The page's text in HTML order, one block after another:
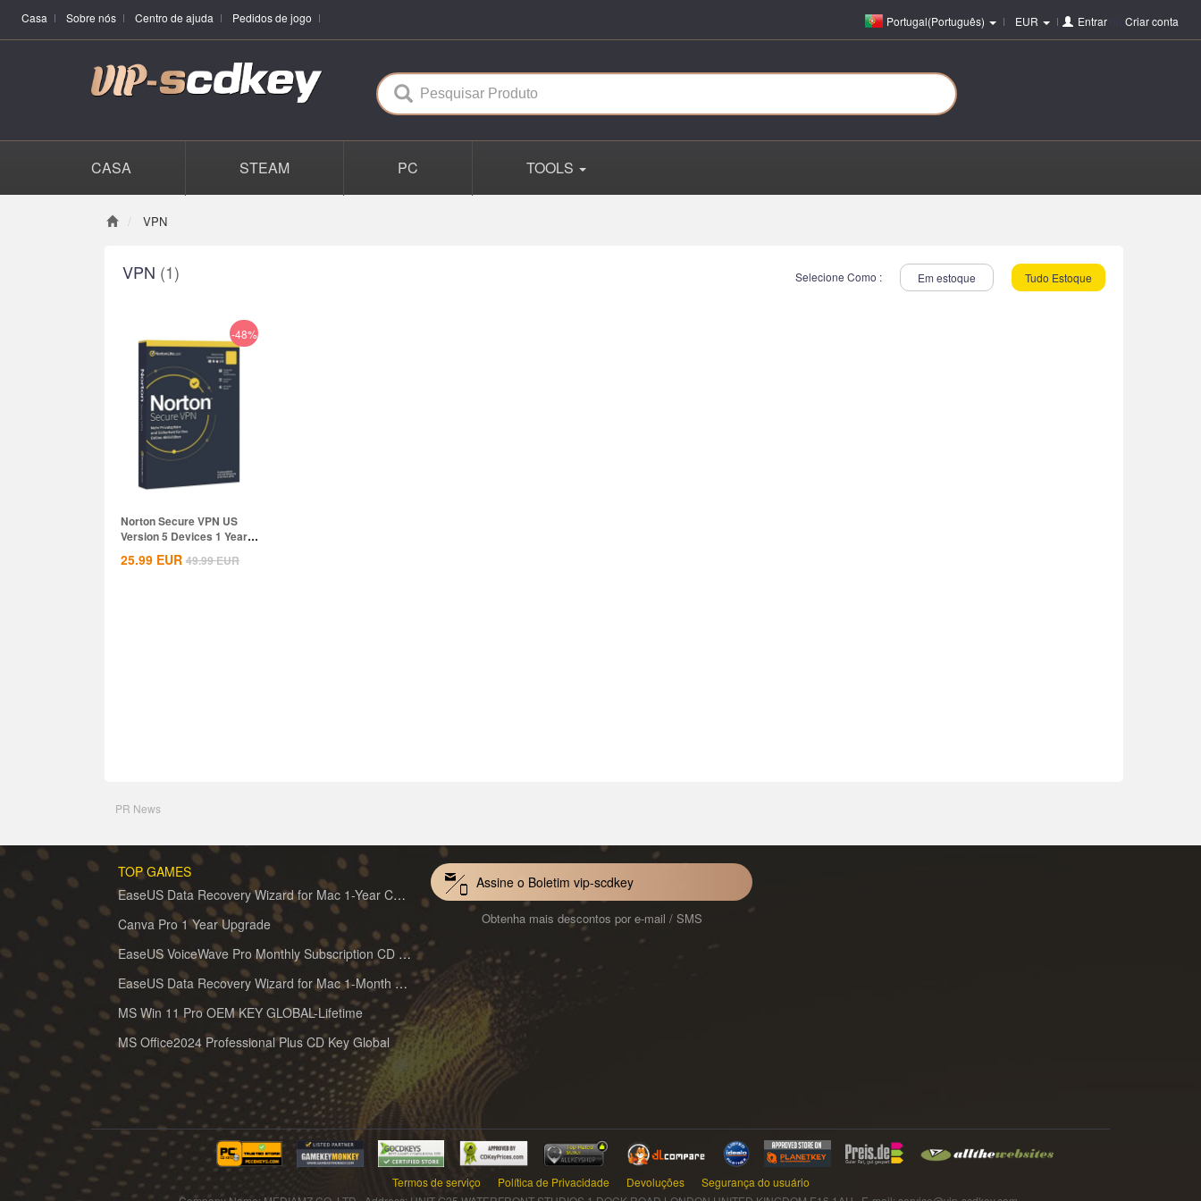
Casa Sobre nós Centro de ajuda Pedidos de jogo Portugal(Português) EUR Entrar ou Criar conta
CASA STEAM PC TOOLS
VPN
VPN (1) Selecione Como : Em estoque Tudo Estoque
-48%
Norton Secure VPN US
Version 5 Devices 1 Year
CD Key
25.99 EUR 49.99EUR
PR News
TOP GAMES
EaseUS Data Recovery Wizard for Mac 1-Year CD Key Global
Canva Pro 1 Year Upgrade
EaseUS VoiceWave Pro Monthly Subscription CD Key Global
EaseUS Data Recovery Wizard for Mac 1-Month CD Key Global
MS Win 11 Pro OEM KEY GLOBAL-Lifetime
MS Office2024 Professional Plus CD Key Global
Assine o Boletim vip-scdkey
Obtenha mais descontos por e-mail / SMS
Termos de serviço Política de Privacidade Devoluções
Segurança do usuário